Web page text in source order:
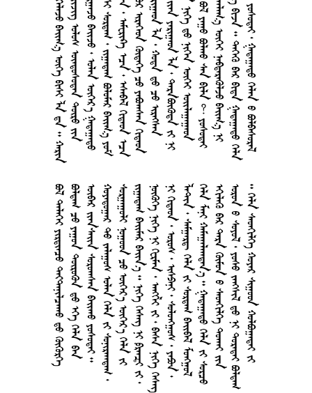
                                                                                   
                                                                            